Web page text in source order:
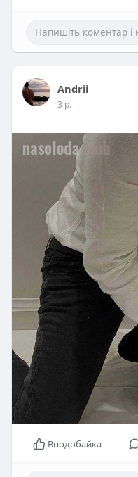
Andrii
3 р.
Вподобайка